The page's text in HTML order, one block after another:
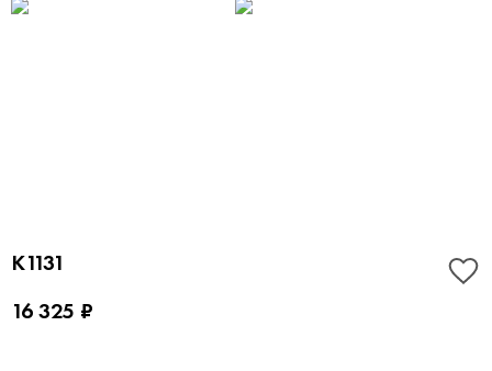
K1131
16 325 ₽